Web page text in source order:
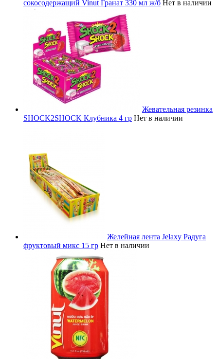
сокосодержащий Vinut Гранат 330 мл ж/б Нет в наличии
Жевательная резинка
SHOCK2SHOCK Клубника 4 гр Нет в наличии
Желейная лента Jelaxy Радуга
фруктовый микс 15 гр Нет в наличии